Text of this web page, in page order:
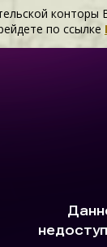
по ссылке